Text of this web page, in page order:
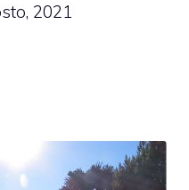
2021